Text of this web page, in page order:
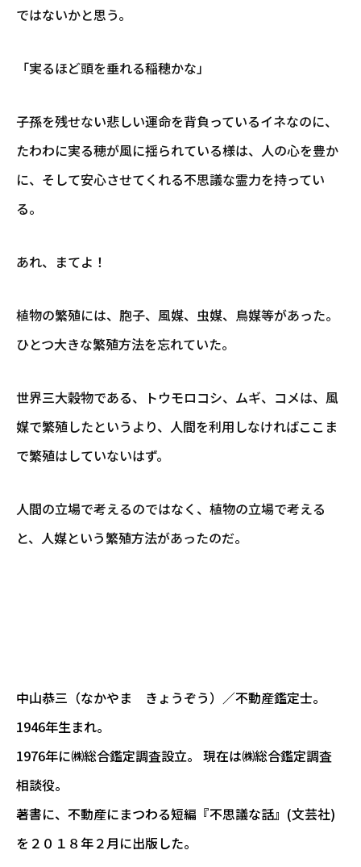
ではないかと思う。
「実るほど頭を垂れる稲穂かな」
子孫を残せない悲しい運命を背負っているイネなのに、
たわわに実る穂が風に揺られている様は、人の心を豊か
に、そして安心させてくれる不思議な霊力を持ってい
る。
あれ、まてよ！
植物の繁殖には、胞子、風媒、虫媒、鳥媒等があった。
ひとつ大きな繁殖方法を忘れていた。
世界三大穀物である、トウモロコシ、ムギ、コメは、風
媒で繁殖したというより、人間を利用しなければここま
で繁殖はしていないはず。
人間の立場で考えるのではなく、植物の立場で考える
と、人媒という繁殖方法があったのだ。
中山恭三（なかやま きょうぞう）／不動産鑑定士。
1946年生まれ。
1976年に㈱総合鑑定調査設立。 現在は㈱総合鑑定調査
相談役。
著書に、不動産にまつわる短編『不思議な話』(文芸社)
を２０１８年２月に出版した。